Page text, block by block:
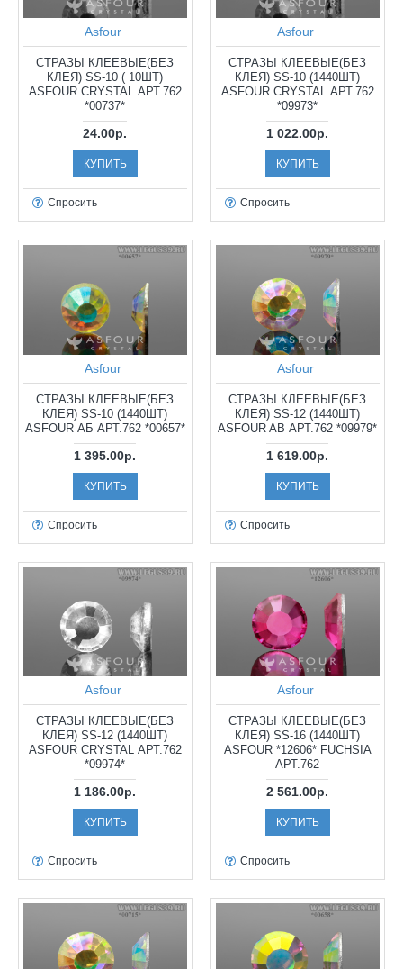
Asfour
СТРАЗЫ КЛЕЕВЫЕ(БЕЗ
КЛЕЯ) SS-10 ( 10ШТ)
ASFOUR CRYSTAL АРТ.762
*00737*
24.00р.
КУПИТЬ
Спросить
Asfour
СТРАЗЫ КЛЕЕВЫЕ(БЕЗ
КЛЕЯ) SS-10 (1440ШТ)
ASFOUR CRYSTAL АРТ.762
*09973*
1 022.00р.
КУПИТЬ
Спросить
Asfour
СТРАЗЫ КЛЕЕВЫЕ(БЕЗ
КЛЕЯ) SS-10 (1440ШТ)
ASFOUR АБ АРТ.762 *00657*
1 395.00р.
КУПИТЬ
Спросить
Asfour
СТРАЗЫ КЛЕЕВЫЕ(БЕЗ
КЛЕЯ) SS-12 (1440ШТ)
ASFOUR AB АРТ.762 *09979*
1 619.00р.
КУПИТЬ
Спросить
Asfour
СТРАЗЫ КЛЕЕВЫЕ(БЕЗ
КЛЕЯ) SS-12 (1440ШТ)
ASFOUR CRYSTAL АРТ.762
*09974*
1 186.00р.
КУПИТЬ
Спросить
Asfour
СТРАЗЫ КЛЕЕВЫЕ(БЕЗ
КЛЕЯ) SS-16 (1440ШТ)
ASFOUR *12606* FUCHSIA
АРТ.762
2 561.00р.
КУПИТЬ
Спросить